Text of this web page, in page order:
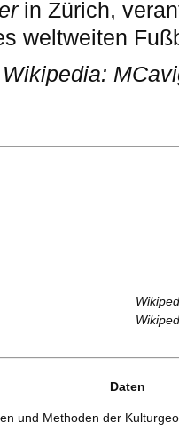
in Zürich,
weltweiten
Wikipedia:
Daten
und Methoden der